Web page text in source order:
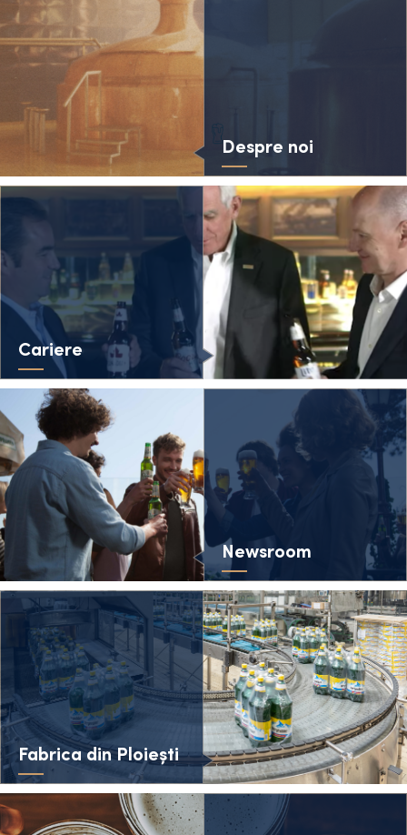
Despre noi
Cariere
Newsroom
Fabrica din Ploiești